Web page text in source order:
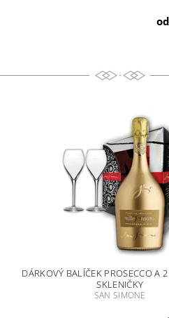
od
DÁRKOVÝ BALÍČEK PROSECCO A
SKLENIČKY
SAN SIMONE